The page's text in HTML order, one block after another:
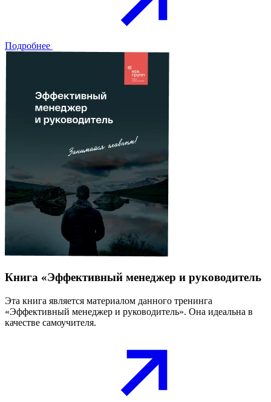
Подробнее
Книга «Эффективный менеджер и руководитель
Эта книга является материалом данного тренинга
«Эффективный менеджер и руководитель». Она идеальна в
качестве самоучителя.